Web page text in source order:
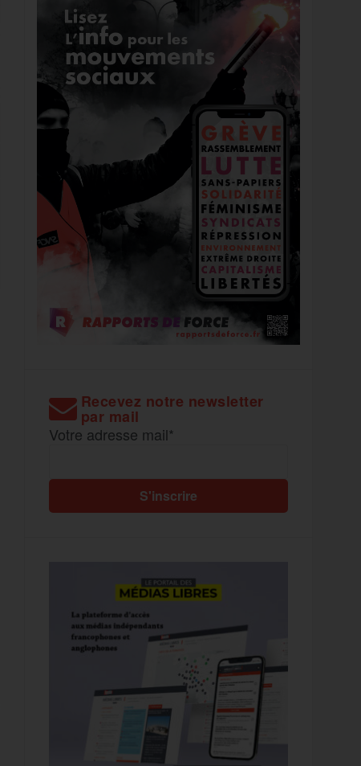
Recevez notre newsletter
par mail
Votre adresse mail*